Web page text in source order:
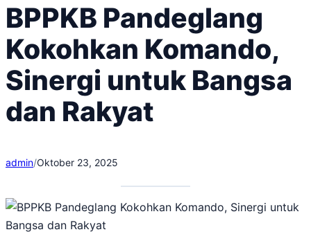
BPPKB Pandeglang
Kokohkan Komando,
Sinergi untuk Bangsa
dan Rakyat
admin/Oktober 23, 2025